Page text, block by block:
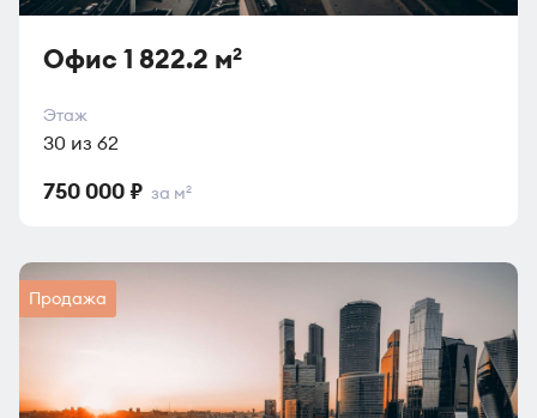
Офис 1 822.2 м2
Этаж
30 из 62
750 000 ₽ за м2
Продажа